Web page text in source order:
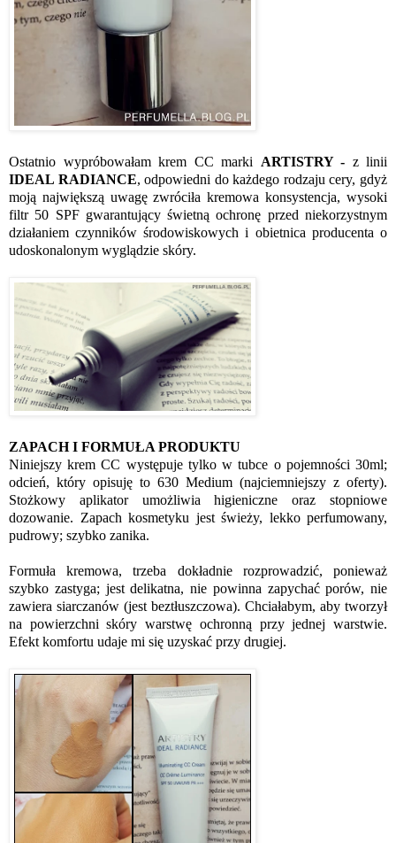
Ostatnio wypróbowałam krem CC marki ARTISTRY - z linii
IDEAL RADIANCE, odpowiedni do każdego rodzaju cery, gdyż
moją największą uwagę zwróciła kremowa konsystencja, wysoki
filtr 50 SPF gwarantujący świetną ochronę przed niekorzystnym
działaniem czynników środowiskowych i obietnica producenta o
udoskonalonym wyglądzie skóry.
ZAPACH I FORMUŁA PRODUKTU
Niniejszy krem CC występuje tylko w tubce o pojemności 30ml;
odcień, który opisuję to 630 Medium (najciemniejszy z oferty).
Stożkowy aplikator umożliwia higieniczne oraz stopniowe
dozowanie. Zapach kosmetyku jest świeży, lekko perfumowany,
pudrowy; szybko zanika.
Formuła kremowa, trzeba dokładnie rozprowadzić, ponieważ
szybko zastyga; jest delikatna, nie powinna zapychać porów, nie
zawiera siarczanów (jest beztłuszczowa). Chciałabym, aby tworzył
na powierzchni skóry warstwę ochronną przy jednej warstwie.
Efekt komfortu udaje mi się uzyskać przy drugiej.